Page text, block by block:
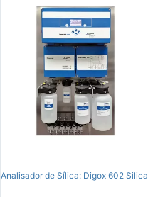
Analisador de Sílica: Digox 602 Silica